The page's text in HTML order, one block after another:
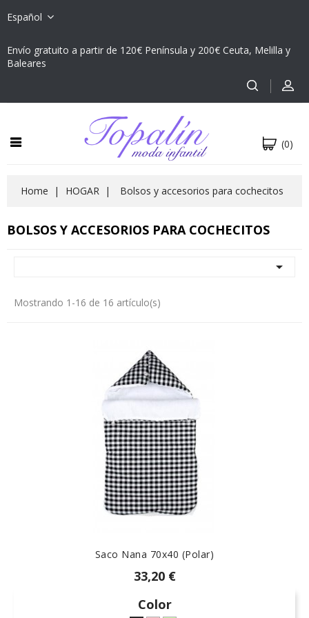
Español
Envío gratuito a partir de 120€ Península y 200€ Ceuta, Melilla y
Baleares
(0)
Home HOGAR Bolsos y accesorios para cochecitos
BOLSOS Y ACCESORIOS PARA COCHECITOS

Mostrando 1-16 de 16 artículo(s)
Saco Nana 70x40 (polar)
33,20 €
Color